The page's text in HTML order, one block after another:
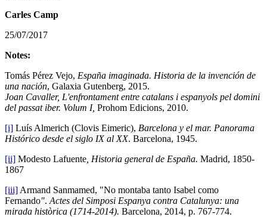
Carles Camp
25/07/2017
Notes:
Tomás Pérez Vejo, España imaginada. Historia de la invención de
una nación, Galaxia Gutenberg, 2015.
Joan Cavaller, L'enfrontament entre catalans i espanyols pel domini
del passat iber. Volum I, Prohom Edicions, 2010.
[i] Luís Almerich (Clovis Eimeric), Barcelona y el mar. Panorama
Histórico desde el siglo IX al XX. Barcelona, 1945.
[ii] Modesto Lafuente , Historia general de España. Madrid, 1850-
1867
[iii] Armand Sanmamed, "No montaba tanto Isabel como
Fernando". Actes del Simposi Espanya contra Catalunya: una
mirada històrica (1714-2014). Barcelona, 2014, p. 767-774.